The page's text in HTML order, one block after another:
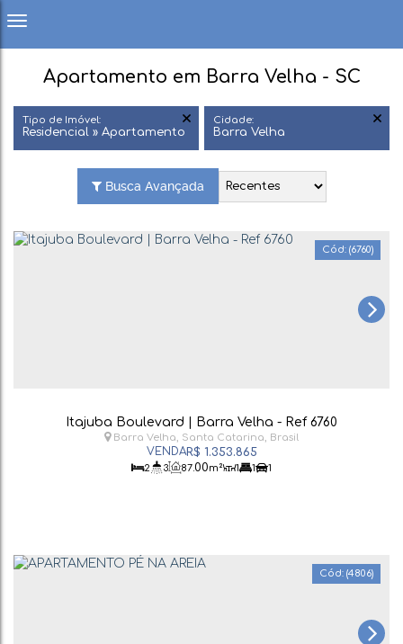
Apartamento em Barra Velha - SC
Tipo de Imóvel:
Residencial » Apartamento
Cidade:
Barra Velha
Busca Avançada
(6760)
Itajuba Boulevard | Barra Velha - Ref 6760
R$ 1.353.865
Barra Velha, Santa Catarina, Brasil
2 3 87.00m² 1 1 1
(4806)